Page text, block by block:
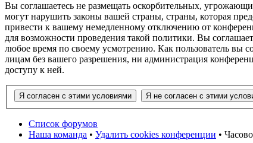
Вы соглашаетесь не размещать оскорбительных,
могут нарушить законы вашей страны, страны, которая
привести к вашему немедленному отключению от
для возможности проведения такой политики. Вы
любое время по своему усмотрению. Как пользователь вы
лицам без вашего разрешения, ни администрация
доступу к ней.
Список форумов
Наша команда • Удалить cookies конференции •